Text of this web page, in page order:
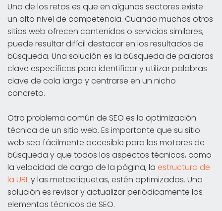
Uno de los retos es que en algunos sectores existe
un alto nivel de competencia. Cuando muchos otros
sitios web ofrecen contenidos o servicios similares,
puede resultar difícil destacar en los resultados de
búsqueda. Una solución es la búsqueda de palabras
clave específicas para identificar y utilizar palabras
clave de cola larga y centrarse en un nicho
concreto.
Otro problema común de SEO es la optimización
técnica de un sitio web. Es importante que su sitio
web sea fácilmente accesible para los motores de
búsqueda y que todos los aspectos técnicos, como
la velocidad de carga de la página, la estructura de
la URLy las metaetiquetas, estén optimizados. Una
solución es revisar y actualizar periódicamente los
elementos técnicos de SEO.